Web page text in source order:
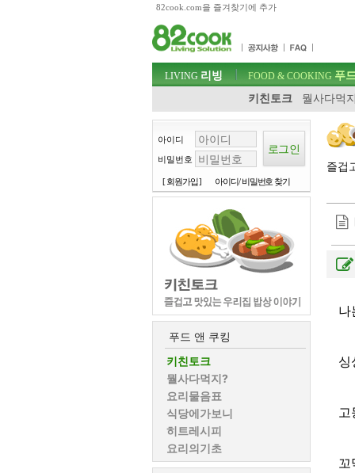
82cook.com을 즐겨찾기에 추가
주메뉴 바로가기
컨텐츠 바로가기
검색 바로가기
로그인 바로가기
주메뉴
LIVING 리빙 FOOD & COOKING 푸
키친토크
뭘사다먹
아이디
비밀번호
[ 회원가입 ] 아이디/ 비밀번호 찾기
푸드 앤 쿠킹
키친토크
뭘사다먹지?
요리물음표
식당에가보니
히트레시피
요리의기초
즐겁
나
싱
고
꼬